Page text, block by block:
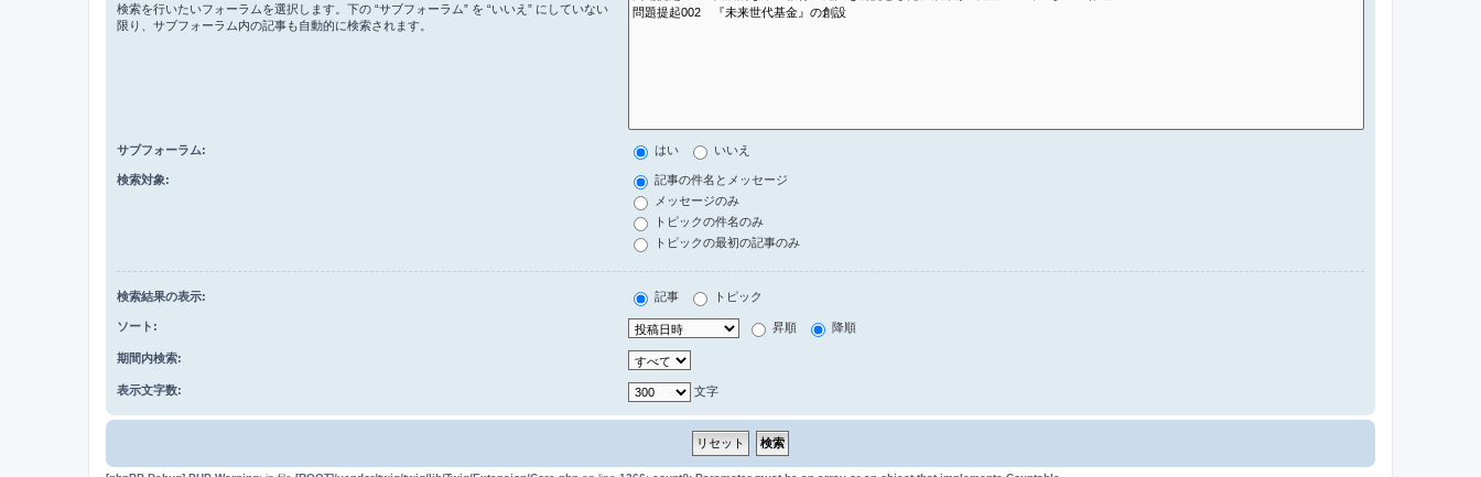
検索を行いたいフォーラムを選択します。下の “サブフォーラム” を “いいえ” にしていない
限り、サブフォーラム内の記事も自動的に検索されます。
サブフォーラム: はい いいえ
検索対象:
記事の件名とメッセージ
メッセージのみ
トピックの件名のみ
トピックの最初の記事のみ
検索結果の表示: 記事 トピック
ソート: 昇順 降順
期間内検索:
表示文字数: 文字